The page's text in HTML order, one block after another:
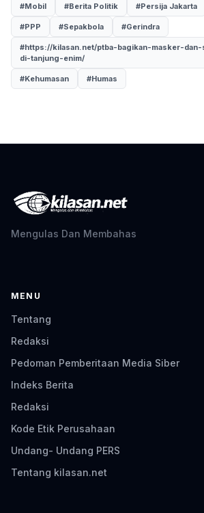
#Mobil #Berita Politik #Persija Jakarta
#PPP #Sepakbola #Gerindra
#https://kilasan.net/ptba-bagikan-masker-
di-tanjung-enim/
#Kehumasan #Humas
Mengulas Dan Membahas
MENU
Tentang
Redaksi
Pedoman Pemberitaan Media Siber
Indeks Berita
Redaksi
Kode Etik Perusahaan
Undang- Undang PERS
Tentang kilasan.net